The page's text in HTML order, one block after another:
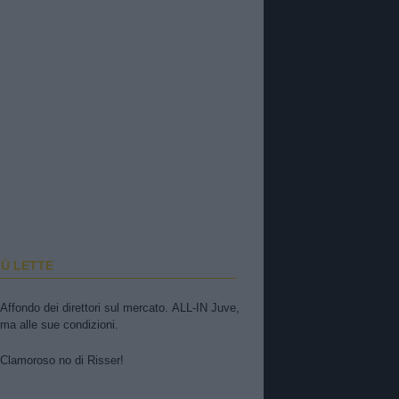
LETTE
Affondo dei direttori sul mercato. ALL-IN Juve,
ma alle sue condizioni.
Clamoroso no di Risser!